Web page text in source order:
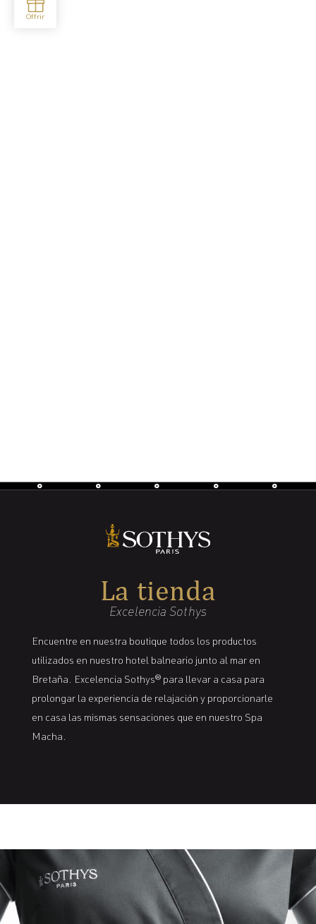
La tienda
Excelencia Sothys
Encuentre en nuestra boutique todos los productos
utilizados en nuestro hotel balneario junto al mar en
Bretaña. Excelencia Sothys® para llevar a casa para
prolongar la experiencia de relajación y proporcionarle
en casa las mismas sensaciones que en nuestro Spa
Macha.